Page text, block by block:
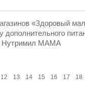
«Здоровый
Нутримил МАМА
12 13 14 15 16 17
18